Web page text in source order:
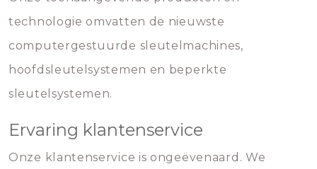
technologie omvatten de nieuwste
computergestuurde sleutelmachines,
hoofdsleutelsystemen en beperkte
sleutelsystemen.
Ervaring klantenservice
Onze klantenservice is ongeëvenaard. We